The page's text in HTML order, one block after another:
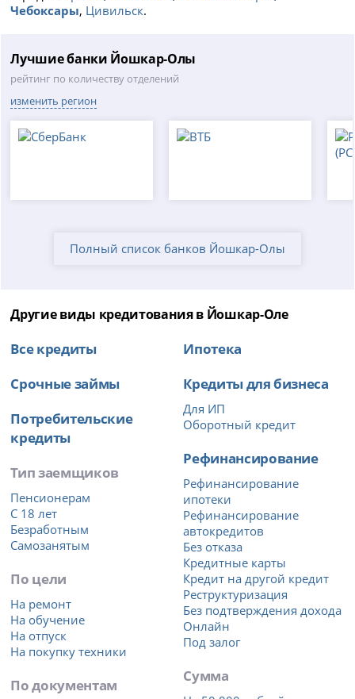
Чебоксары, Цивильск.
Лучшие банки Йошкар-Олы
рейтинг по количеству отделений
изменить регион
Полный список банков Йошкар-Олы
Другие виды кредитования в Йошкар-Оле
Все кредиты
Срочные займы
Потребительские
кредиты
Тип заемщиков
Пенсионерам
С 18 лет
Безработным
Самозанятым
По цели
На ремонт
На обучение
На отпуск
На покупку техники
По документам
Ипотека
Кредиты для бизнеса
Для ИП
Оборотный кредит
Рефинансирование
Рефинансирование
ипотеки
Рефинансирование
автокредитов
Без отказа
Кредитные карты
Кредит на другой кредит
Реструктуризация
Без подтверждения дохода
Онлайн
Под залог
Сумма